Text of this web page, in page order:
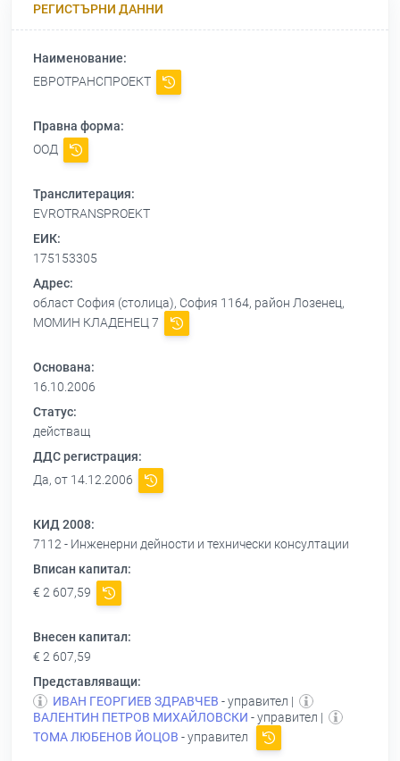
РЕГИСТЪРНИ ДАННИ
Наименование:
ЕВРОТРАНСПРОЕКТ
Правна форма:
ООД
Транслитерация:
EVROTRANSPROEKT
ЕИК:
175153305
Адрес:
област София (столица), София 1164, район Лозенец,
МОМИН КЛАДЕНЕЦ 7
Основана:
16.10.2006
Статус:
действащ
ДДС регистрация:
Да, от 14.12.2006
КИД 2008:
7112 - Инженерни дейности и технически консултации
Вписан капитал:
€ 2 607,59
Внесен капитал:
€ 2 607,59
Представляващи:
ИВАН ГЕОРГИЕВ ЗДРАВЧЕВ - управител |
ВАЛЕНТИН ПЕТРОВ МИХАЙЛОВСКИ - управител |
ТОМА ЛЮБЕНОВ ЙОЦОВ - управител